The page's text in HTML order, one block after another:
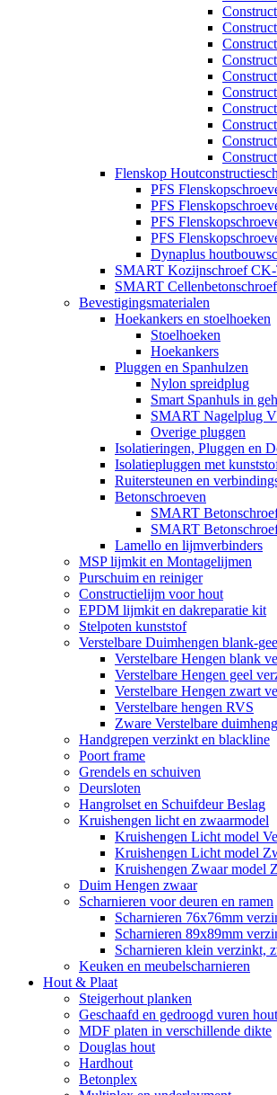
Flenskop
PFS
PFS
PFS
PFS
Dynaplus
SMART Kozijnschroef
SMART
Bevestigingsmaterialen
Hoekankers en stoelhoeken
Stoelhoeken
Hoekankers
Pluggen en Spanhulzen
Nylon spreidplug
Smart Spanhuls in
SMART Nagelplug
Overige pluggen
Isolatieringen, Pluggen en
Isolatiepluggen met
Ruitersteunen en
Betonschroeven
SMART
SMART
Lamello en lijmverbinders
MSP lijmkit en Montagelijmen
Purschuim en reiniger
Constructielijm voor hout
EPDM lijmkit en dakreparatie kit
Stelpoten kunststof
Verstelbare Duimhengen blank-
Verstelbare Hengen blank
Verstelbare Hengen geel
Verstelbare Hengen zwart
Verstelbare hengen RVS
Zware Verstelbare
Handgrepen verzinkt en blackline
Poort frame
Grendels en schuiven
Deursloten
Hangrolset en Schuifdeur Beslag
Kruishengen licht en zwaarmodel
Kruishengen Licht model
Kruishengen Licht model
Kruishengen Zwaar model
Duim Hengen zwaar
Scharnieren voor deuren en ramen
Scharnieren 76x76mm
Scharnieren 89x89mm
Scharnieren klein verzinkt,
Keuken en meubelscharnieren
Hout & Plaat
Steigerhout planken
Geschaafd en gedroogd vuren hout
MDF platen in verschillende dikte
Douglas hout
Hardhout
Betonplex